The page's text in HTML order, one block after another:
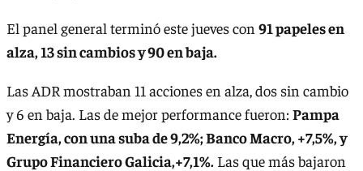
El panel general terminó este jueves con 91 papeles en
alza, 13 sin cambios y 90 en baja.
Las ADR mostraban 11 acciones en alza, dos sin cambio
y 6 en baja. Las de mejor performance fueron:Pampa
Energía, con una suba de 9,2%; Banco Macro, +7,5%, y
Grupo Financiero Galicia,+7,1%. Las que más bajaron